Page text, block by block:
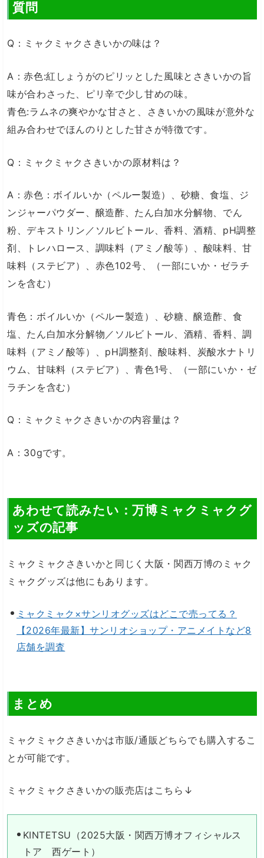
質問
Q：ミャクミャクさきいかの味は？
A：赤色:紅しょうがのピリッとした風味とさきいかの旨
味が合わさった、ピリ辛で少し甘めの味。
青色:ラムネの爽やかな甘さと、さきいかの風味が意外な
組み合わせでほんのりとした甘さが特徴です。
Q：ミャクミャクさきいかの原材料は？
A：赤色：ボイルいか（ペルー製造）、砂糖、食塩、ジ
ンジャーパウダー、醸造酢、たん白加水分解物、でん
粉、デキストリン／ソルビトール、香料、酒精、pH調整
剤、トレハロース、調味料（アミノ酸等）、酸味料、甘
味料（ステビア）、赤色102号、（一部にいか・ゼラチ
ンを含む）
青色：ボイルいか（ペルー製造）、砂糖、醸造酢、食
塩、たん白加水分解物／ソルビトール、酒精、香料、調
味料（アミノ酸等）、pH調整剤、酸味料、炭酸水ナトリ
ウム、甘味料（ステビア）、青色1号、（一部にいか・ゼ
ラチンを含む）
Q：ミャクミャクさきいかの内容量は？
A：30gです。
あわせて読みたい：万博ミャクミャクグ
ッズの記事
ミャクミャクさきいかと同じく大阪・関西万博のミャク
ミャクグッズは他にもあります。
ミャクミャク×サンリオグッズはどこで売ってる？
【2026年最新】サンリオショップ・アニメイトなど8
店舗を調査
まとめ
ミャクミャクさきいかは市販/通販どちらでも購入するこ
とが可能です。
ミャクミャクさきいかの販売店はこちら↓
KINTETSU（2025大阪・関西万博オフィシャルス
トア 西ゲート）